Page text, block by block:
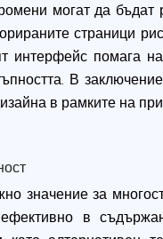
могат да
страници
интерфейс помага
В
в рамките на
значение за
в